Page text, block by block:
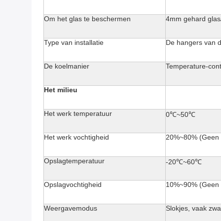
Om het glas te beschermen 4mm gehard
Type van installatie De hangers van
De koelmanier Temperature-
Het milieu
Het werk temperatuur 0℃~50℃
Het werk vochtigheid 20%~80%
Opslagtemperatuur -20℃~60℃
Opslagvochtigheid 10%~90%
Weergavemodus Slokjes, vaak